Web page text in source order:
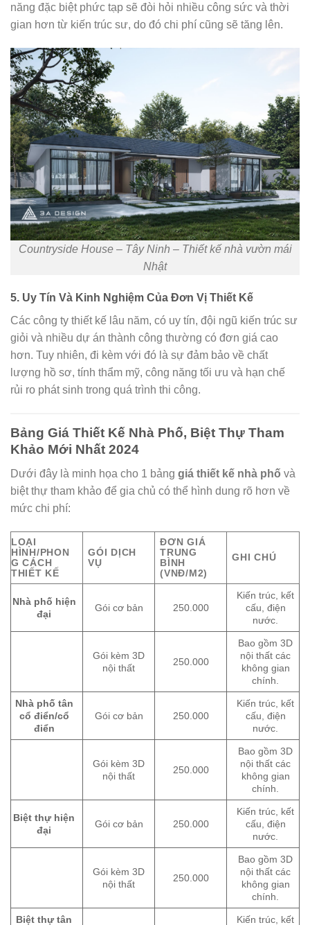
năng đặc biệt phức tạp sẽ đòi hỏi nhiều công sức và thời
gian hơn từ kiến trúc sư, do đó chi phí cũng sẽ tăng lên.
Countryside House – Tây Ninh – Thiết kế nhà vườn mái
Nhật
5. Uy Tín Và Kinh Nghiệm Của Đơn Vị Thiết Kế
Các công ty thiết kế lâu năm, có uy tín, đội ngũ kiến trúc sư
giỏi và nhiều dự án thành công thường có đơn giá cao
hơn. Tuy nhiên, đi kèm với đó là sự đảm bảo về chất
lượng hồ sơ, tính thẩm mỹ, công năng tối ưu và hạn chế
rủi ro phát sinh trong quá trình thi công.
Bảng Giá Thiết Kế Nhà Phố, Biệt Thự Tham
Khảo Mới Nhất 2024
Dưới đây là minh họa cho 1 bảng giá thiết kế nhà phố và
biệt thự tham khảo để gia chủ có thể hình dung rõ hơn về
mức chi phí:
LOẠI
HÌNH/PHON
G CÁCH
THIẾT KẾ
GÓI DỊCH
VỤ
ĐƠN GIÁ
TRUNG
BÌNH
(VNĐ/M2)
GHI CHÚ
Nhà phố hiện
đại
Gói cơ bản 250.000
Kiến trúc, kết
cấu, điện
nước.
Gói kèm 3D
nội thất
250.000
Bao gồm 3D
nội thất các
không gian
chính.
Nhà phố tân
cổ điển/cổ
điển
Gói cơ bản 250.000
Kiến trúc, kết
cấu, điện
nước.
Gói kèm 3D
nội thất
250.000
Bao gồm 3D
nội thất các
không gian
chính.
Biệt thự hiện
đại
Gói cơ bản 250.000
Kiến trúc, kết
cấu, điện
nước.
Gói kèm 3D
nội thất
250.000
Bao gồm 3D
nội thất các
không gian
chính.
Biệt thự tân Kiến trúc, kết